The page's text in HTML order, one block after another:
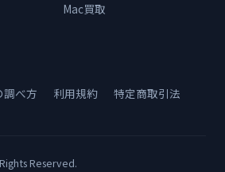
Mac買取
調べ方 利用規約 特定商取引法
Reserved.